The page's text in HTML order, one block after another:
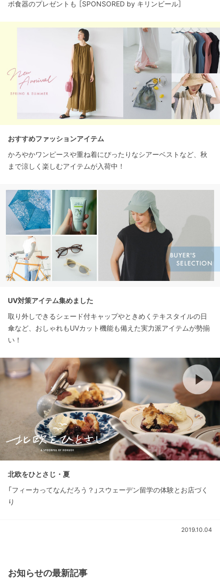
ボ食器のプレゼントも ［SPONSORED by キリンビール］
おすすめファッションアイテム
かろやかワンピースや重ね着にぴったりなシアーベストなど、秋
まで涼しく楽しむアイテムが入荷中！
UV対策アイテム集めました
取り外しできるシェード付キャップやときめくテキスタイルの日
傘など、おしゃれもUVカット機能も備えた実力派アイテムが勢揃
い！
北欧をひとさじ・夏
「フィーカってなんだろう？」スウェーデン留学の体験とお店づく
り
2019.10.04
お知らせの最新記事